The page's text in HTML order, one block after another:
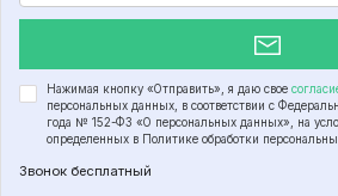
Нажимая кнопку «Отправить», я даю свое
персональных данных, в соответствии с
года №152-ФЗ «О персональных данных», на
определенных в Политике обработки
Звонок бесплатный